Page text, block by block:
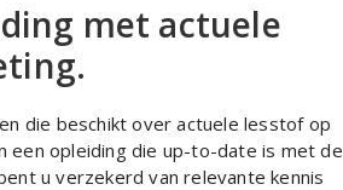
met actuele
die beschikt over actuele lesstof op
een opleiding die up-to-date is met de
u verzekerd van relevante kennis